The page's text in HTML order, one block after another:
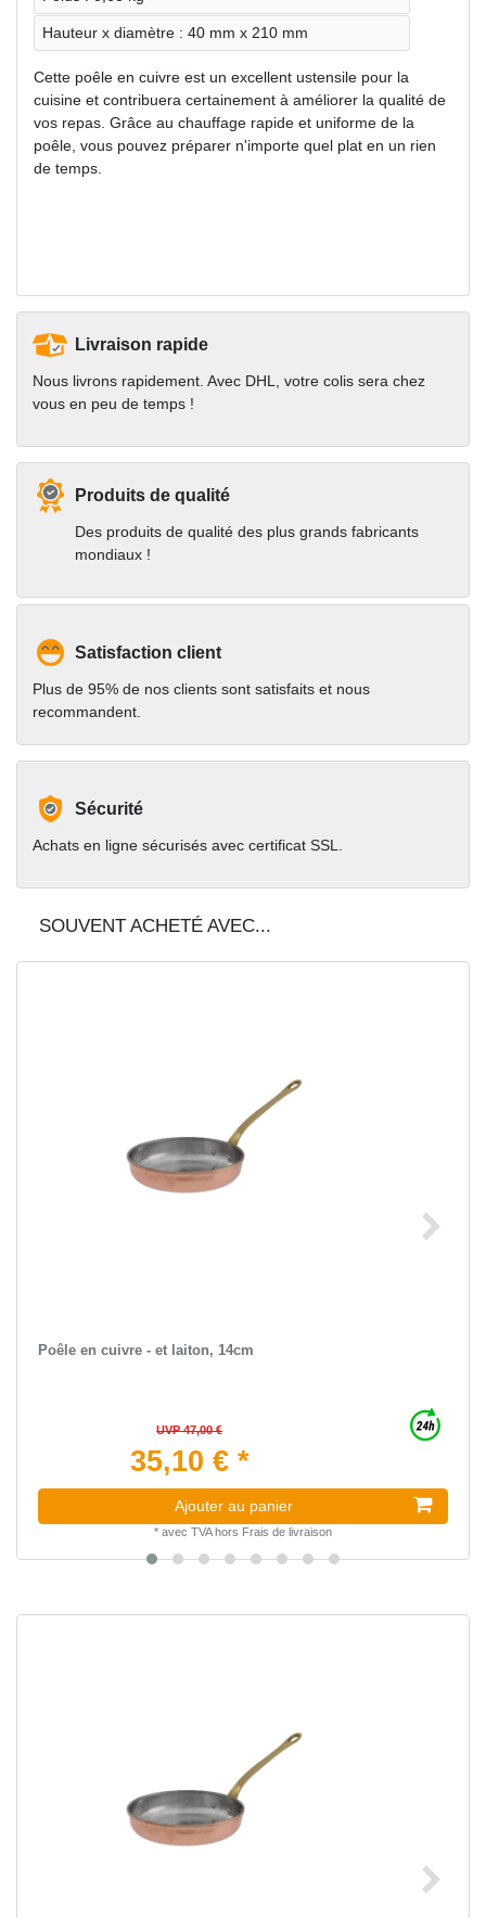
Hauteur x diamètre : 40 mm x 210 mm
Cette poêle en cuivre est un excellent ustensile pour la
cuisine et contribuera certainement à améliorer la qualité de
vos repas. Grâce au chauffage rapide et uniforme de la
poêle, vous pouvez préparer n'importe quel plat en un rien
de temps.
Livraison rapide
Nous livrons rapidement. Avec DHL, votre colis sera chez
vous en peu de temps !
Produits de qualité
Des produits de qualité des plus grands fabricants
mondiaux !
Satisfaction client
Plus de 95% de nos clients sont satisfaits et nous
recommandent.
Sécurité
Achats en ligne sécurisés avec certificat SSL.
SOUVENT ACHETÉ AVEC...
Poêle en cuivre - et laiton, 14cm
UVP 47,00 €
35,10 € *
Ajouter au panier
* avec TVAhors Frais de livraison